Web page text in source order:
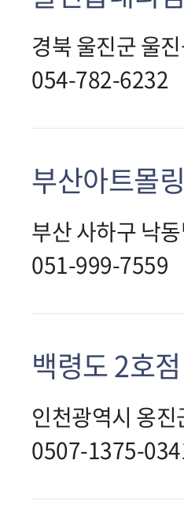
경북 울진군 울
054-782-6232
부산아트몰
부산 사하구 낙
051-999-7559
백령도 2호점
인천광역시 옹
0507-1375-